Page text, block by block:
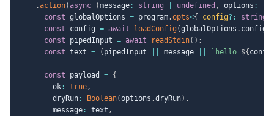
.action( async (message : string undefined , options : {
const globalOptions = program.opts<{ config? : string
const config = await loadConfig (globalOptions . config
const pipedInput = await readStdin( ) ;
const text = ( pipedInput message ` hello ${
const payload = {
        ok
: true,
        dryRun
: Boolean(options .dryRun) ,
        message
: text ,